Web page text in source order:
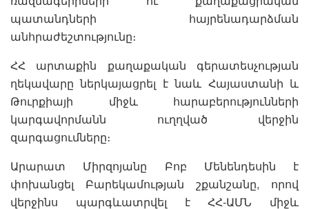
պատանդների հայրենադարձման
անհրաժեշտությունը։
ՀՀ արտաքին քաղաքական գերատեսչության
ղեկավարը ներկայացրել է նաև Հայաստանի և
Թուրքիայի միջև հարաբերությունների
կարգավորմանն ուղղված վերջին
զարգացումները։
Արարատ Միրզոյանը Բոբ Մենենդեսին է
փոխանցել Բարեկամության շքանշանը, որով
վերջինս պարգևատրվել է ՀՀ-ԱՄՆ միջև